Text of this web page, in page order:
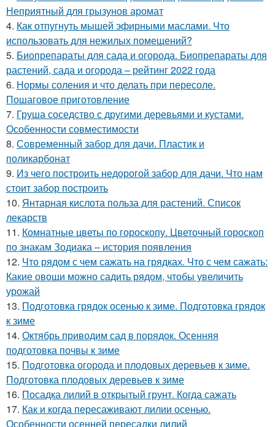
Неприятный для грызунов аромат
4. Как отпугнуть мышей эфирными маслами. Что
использовать для нежилых помещений?
5. Биопрепараты для сада и огорода. Биопрепараты для
растений, сада и огорода – рейтинг 2022 года
6. Нормы соления и что делать при пересоле.
Пошаговое приготовление
7. Груша соседство с другими деревьями и кустами.
Особенности совместимости
8. Современный забор для дачи. Пластик и
поликарбонат
9. Из чего построить недорогой забор для дачи. Что нам
стоит забор построить
10. Янтарная кислота польза для растений. Список
лекарств
11. Комнатные цветы по гороскопу. Цветочный гороскоп
по знакам Зодиака – история появления
12. Что рядом с чем сажать на грядках. Что с чем сажать:
Какие овощи можно садить рядом, чтобы увеличить
урожай
13. Подготовка грядок осенью к зиме. Подготовка грядок
к зиме
14. Октябрь приводим сад в порядок. Осенняя
подготовка почвы к зиме
15. Подготовка огорода и плодовых деревьев к зиме.
Подготовка плодовых деревьев к зиме
16. Посадка лилий в открытый грунт. Когда сажать
17. Как и когда пересаживают лилии осенью.
Особенности осенней пересадки лилий